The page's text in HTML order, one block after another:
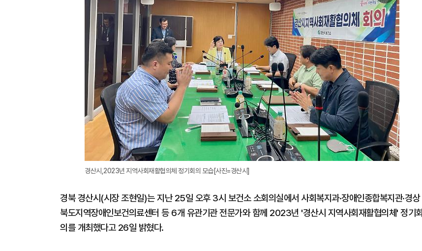
미
지
확
대
경산시,2023년 지역사회재활협의체 정기회의 모습[사진=경산시]
경북 경산시(시장 조현일)는 지난 25일 오후 3시 보건소 소회의실에서 사회복지과·장애인종합복지관·경상
북도지역장애인보건의료센터 등 6개 유관기관 전문가와 함께 2023년 '경산시 지역사회재활협의체' 정기회
의를 개최했다고 26일 밝혔다.